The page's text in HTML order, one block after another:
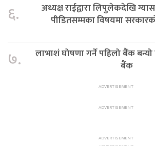
६.
अध्यक्ष राईद्वारा लिपुलेकदेखि
पीडितसम्मका विषयमा
७.
लाभाशं घोषणा गर्ने पहिलो बैंक
बैंक